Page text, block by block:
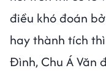
điều khó đoán
hay thành tích thì
Đình, Chu Á Văn